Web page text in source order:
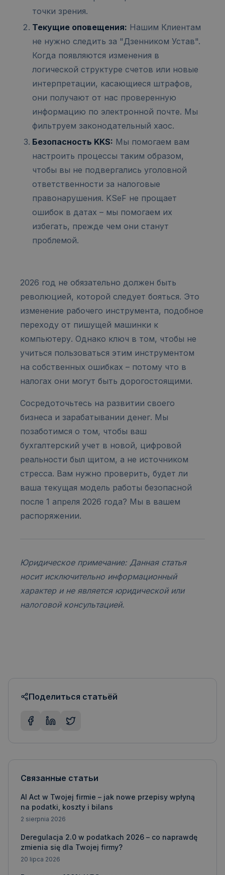
точки зрения.
Текущие оповещения: Нашим Клиентам
не нужно следить за "Дзенником Устав".
Когда появляются изменения в
логической структуре счетов или новые
интерпретации, касающиеся штрафов,
они получают от нас проверенную
информацию по электронной почте. Мы
фильтруем законодательный хаос.
Безопасность KKS: Мы помогаем вам
настроить процессы таким образом,
чтобы вы не подвергались уголовной
ответственности за налоговые
правонарушения. KSeF не прощает
ошибок в датах – мы помогаем их
избегать, прежде чем они станут
проблемой.
2026 год не обязательно должен быть
революцией, которой следует бояться. Это
изменение рабочего инструмента, подобное
переходу от пишущей машинки к
компьютеру. Однако ключ в том, чтобы не
учиться пользоваться этим инструментом
на собственных ошибках – потому что в
налогах они могут быть дорогостоящими.
Сосредоточьтесь на развитии своего
бизнеса и зарабатывании денег. Мы
позаботимся о том, чтобы ваш
бухгалтерский учет в новой, цифровой
реальности был щитом, а не источником
стресса. Вам нужно проверить, будет ли
ваша текущая модель работы безопасной
после 1 апреля 2026 года? Мы в вашем
распоряжении.
Юридическое примечание: Данная статья
носит исключительно информационный
характер и не является юридической или
налоговой консультацией.
Поделиться статьёй
Связанные статьи
AI Act w Twojej firmie – jak nowe przepisy wpłyną
na podatki, koszty i bilans
2 sierpnia 2026
Deregulacja 2.0 w podatkach 2026 – co naprawdę
zmienia się dla Twojej firmy?
20 lipca 2026